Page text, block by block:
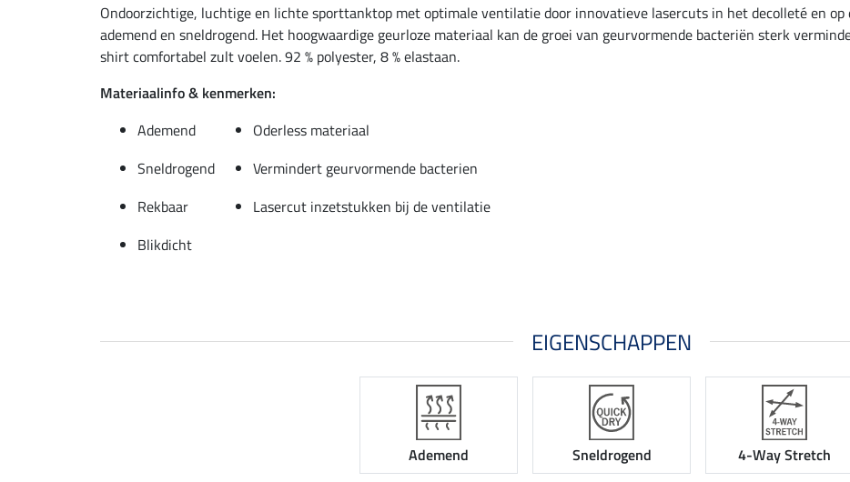
Ondoorzichtige, luchtige en lichte sporttanktop met optimale ventilatie door innovatieve lasercuts in het decolleté en
ademend en sneldrogend. Het hoogwaardige geurloze materiaal kan de groei van geurvormende bacteriën sterk
shirt comfortabel zult voelen. 92 % polyester, 8 % elastaan.
Materiaalinfo & kenmerken:
Ademend
Oderless materiaal
Sneldrogend
Vermindert geurvormende bacterien
Rekbaar
Lasercut inzetstukken bij de ventilatie
Blikdicht
EIGENSCHAPPEN
Ademend Sneldrogend 4-Way Stretch